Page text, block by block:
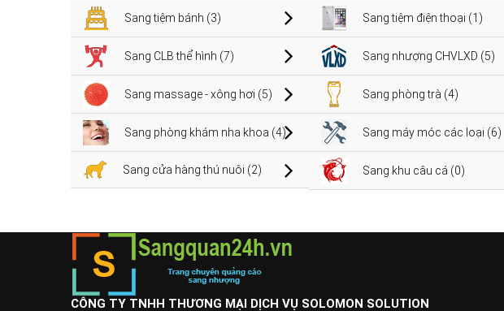
Sang tiệm bánh (3) Sang tiệm điện thoại (1)
Sang CLB thể hình (7) Sang nhượng CHVLXD (5)
Sang massage - xông hơi (5) Sang phòng trà (4)
Sang phòng khám nha khoa (4) Sang máy móc các loại (6)
Sang cửa hàng thú nuôi (2) Sang khu câu cá (0)
CÔNG TY TNHH THƯƠNG MẠI DỊCH VỤ SOLOMON SOLUTION